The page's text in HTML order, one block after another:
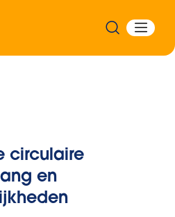
circulaire
en